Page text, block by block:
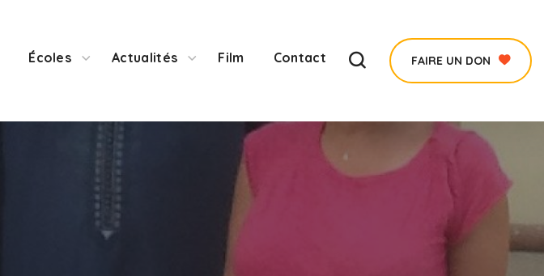
Écoles Actualités Film Contact FAIRE UN DON